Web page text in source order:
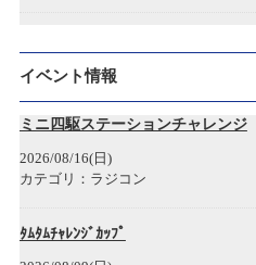
広島アルパーク店 開店のお知らせ
2022/12/19
神戸三宮店開店のお知らせ
年末年始各店舗営業時間のお知らせ
イベント情報
ミニ四駆ステーションチャレンジ
2026/08/16(日)
カテゴリ：ラジコン
ﾀﾑﾀﾑﾁｬﾚﾝｼﾞｶｯﾌﾟ